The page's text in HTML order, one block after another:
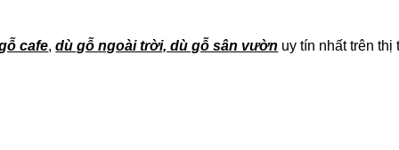
cafe,dù gỗ ngoài trời, dù gỗ sân vườn uy tín nhất trên